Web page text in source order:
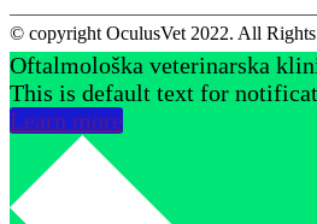
© copyright OculusVet 2022. All Rights
Oftalmološka veterinarska
This is default text for
Learn more